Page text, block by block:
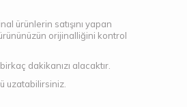
ürünlerin satışını yapan
orijinalliğini kontrol
dakikanızı alacaktır.
uzatabilirsiniz.